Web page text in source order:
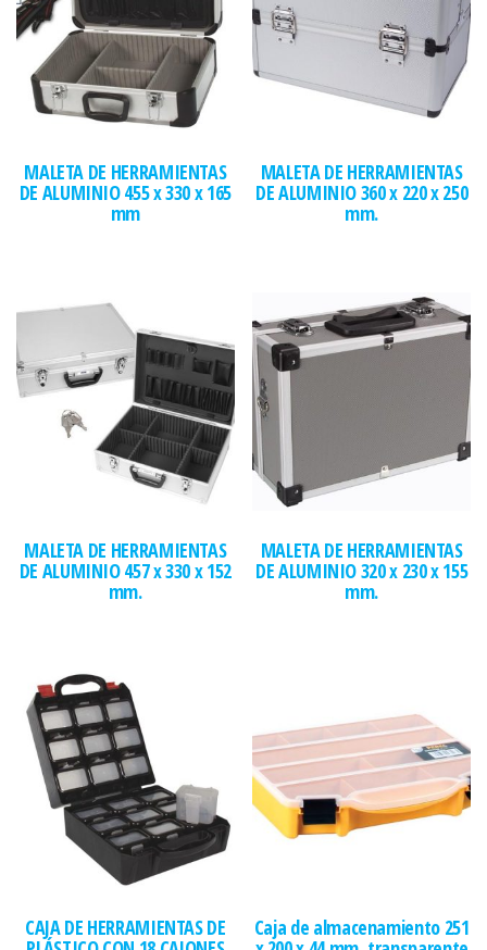
MALETA DE HERRAMIENTAS
DE ALUMINIO 455 x 330 x 165
mm
MALETA DE HERRAMIENTAS
DE ALUMINIO 360 x 220 x 250
mm.
MALETA DE HERRAMIENTAS
DE ALUMINIO 457 x 330 x 152
mm.
MALETA DE HERRAMIENTAS
DE ALUMINIO 320 x 230 x 155
mm.
CAJA DE HERRAMIENTAS DE Caja de almacenamiento 251